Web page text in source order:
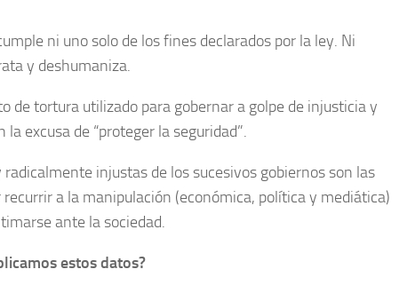
ni uno solo de los fines declarados por la ley. Ni
y deshumaniza.
de tortura utilizado para gobernar a golpe de injusticia y
excusa de “proteger la seguridad”.
injustas de los sucesivos gobiernos son las
a la manipulación (económica, política y mediática)
ante la sociedad.
estos datos?